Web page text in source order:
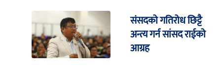
संसदको गतिरोध छिट्टै
अन्त्य गर्न सांसद राईको
आग्रह